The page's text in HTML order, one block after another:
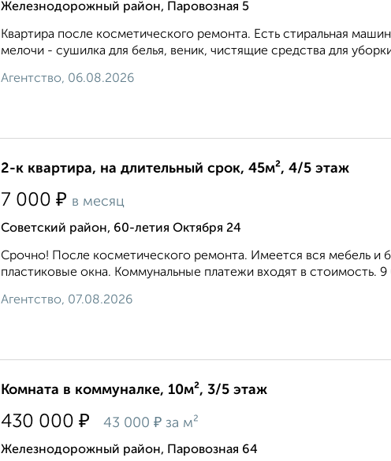
Железнодорожный район, Паровозная 5
Квартира после косметического ремонта. Есть стиральная
мелочи - сушилка для белья, веник, чистящие средства для
Агентство, 06.08.2026
2-к квартира, на длительный срок, 45м², 4/5 этаж
7 000 ₽ в месяц
Советский район, 60-летия Октября 24
Срочно! После косметического ремонта. Имеется вся мебель и
пластиковые окна. Коммунальные платежи входят в стоимость. 9
Агентство, 07.08.2026
Комната в коммуналке, 10м², 3/5 этаж
430 000 ₽ 43 000 ₽ за м²
Железнодорожный район, Паровозная 64